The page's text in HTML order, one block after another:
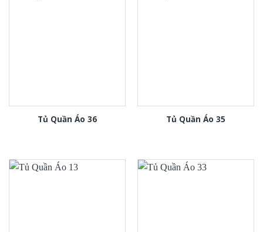
Tủ Quần Áo 36 Tủ Quần Áo 35